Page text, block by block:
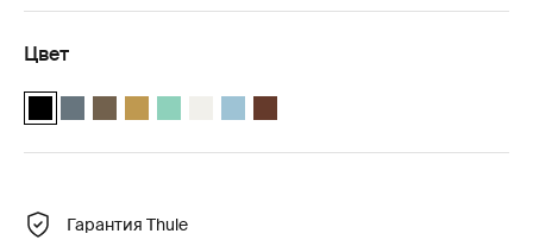
Цвет
Thule Yepp Nexxt 2 Полуночный черный (selected)
Thule Yepp Nexxt 2 Темно-серый шифер
Thule Yepp Nexxt 2 Темный хаки
Thule Yepp Nexxt 2 Полированный желтый
Thule Yepp Nexxt 2 Maxi Mint Green
Thule Yepp Nexxt 2 Maxi Snow White
Thule Yepp Nexxt 2 Maxi Аквамарин
Thule Yepp Nexxt 2 Maxi Chocolate
Гарантия Thule